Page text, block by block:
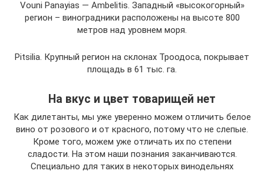
Vouni Panayias — Ambelitis. Западный «высокогорный»
регион – виноградники расположены на высоте 800
метров над уровнем моря.
Pitsilia. Крупный регион на склонах Троодоса, покрывает
площадь в 61 тыс. га.
На вкус и цвет товарищей нет
Как дилетанты, мы уже уверенно можем отличить белое
вино от розового и от красного, потому что не слепые.
Кроме того, можем уже отличать их по степени
сладости. На этом наши познания заканчиваются.
Специально для таких в некоторых винодельнях